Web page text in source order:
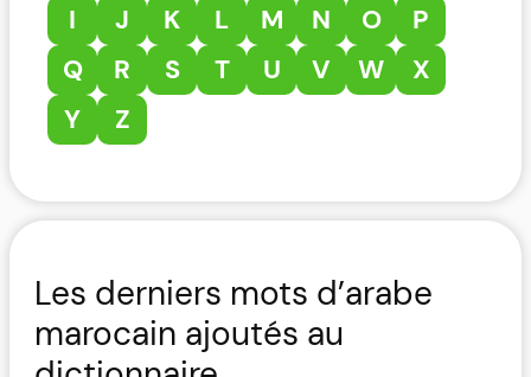
I
J K L M N O
P
Q
R S T U V W
X
Y
Z
Les derniers mots d’arabe
marocain ajoutés au